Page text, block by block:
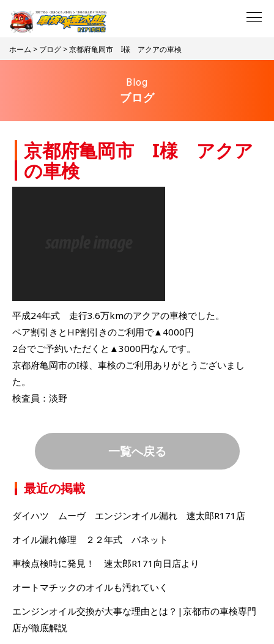
ホーム > ブログ > 京都府亀岡市 I様 アクアの車検
Blog
ブログ
京都府亀岡市 I様 アクア
の車検
平成24年式 走行3.6万kmのアクアの車検でした。
ペア割引きとHP割引きのご利用で▲4000円
2台でご予約いただくと▲3000円なんです。
京都府亀岡市のI様、車検のご利用ありがとうございまし
た。
検査員：淡野
一覧へ戻る
最近の掲載
ダイハツ ムーヴ エンジンオイル漏れ 速太郎R171店
オイル漏れ修理 ２２年式 バネット
車検点検時に発見！ 速太郎R171向日店より
オートマチックのオイルも汚れていく
エンジンオイル交換が大事な理由とは？|京都市の車検専門
店が徹底解説